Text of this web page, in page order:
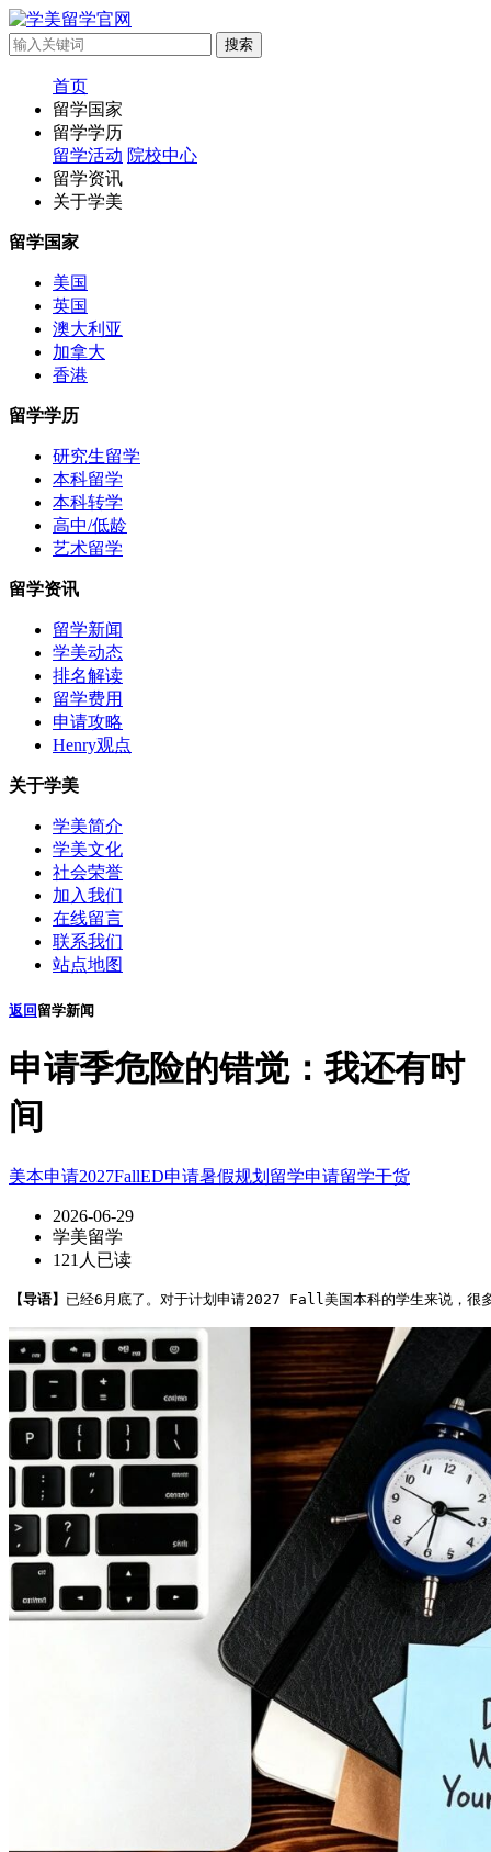
首页
留学国家
留学学历
留学活动 院校中心
留学资讯
关于学美
留学国家
美国
英国
澳大利亚
加拿大
香港
留学学历
研究生留学
本科留学
本科转学
高中/低龄
艺术留学
留学资讯
留学新闻
学美动态
排名解读
留学费用
申请攻略
Henry观点
关于学美
学美简介
学美文化
社会荣誉
加入我们
在线留言
联系我们
站点地图
返回 留学新闻
申请季危险的错觉：我还有时
间
美本申请2027FallED申请暑假规划 留学申请留学干货
2026-06-29
学美留学
121人已读
【导语】 已经6月底了。对于计划申请2027 Fall美国本科的学生来说，